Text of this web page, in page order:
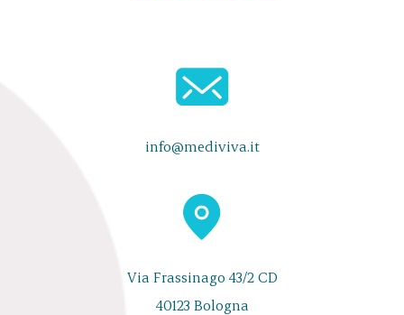
info@mediviva.it
Via Frassinago 43/2 CD
40123 Bologna